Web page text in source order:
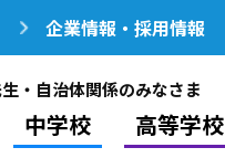
企業情報・採用情報
・自治体関係のみなさま
中学校 高等学校